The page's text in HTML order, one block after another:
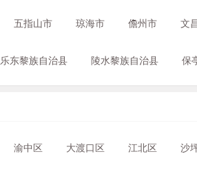
五指山市 琼海市 儋州市 文
乐东黎族自治县 陵水黎族自治县 保
渝中区 大渡口区 江北区 沙